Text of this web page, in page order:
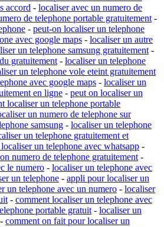
accord - localiser avec un numero de
de telephone portable gratuitement -
- peut-on localiser un telephone
avec google maps - localiser un autre
un telephone samsung gratuitement -
gratuitement - localiser un telephone
un telephone vole eteint gratuitement
avec google maps - localiser un
en ligne - peut on localiser un
localiser un telephone portable
un numero de telephone sur
samsung - localiser un telephone
un telephone gratuitement et
un telephone avec whatsapp -
numero de telephone gratuitement -
le numero - localiser un telephone avec
un telephone - appli pour localiser un
un telephone avec un numero - localiser
- comment localiser un telephone avec
portable gratuit - localiser un
- comment on fait pour localiser un